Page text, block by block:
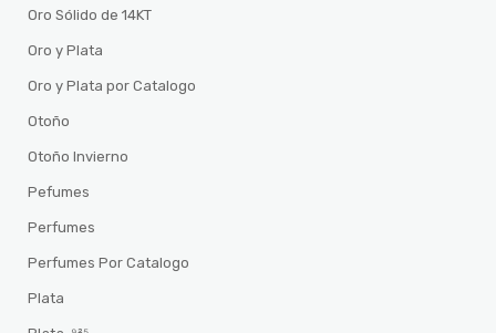
Oro Sólido de 14KT
Oro y Plata
Oro y Plata por Catalogo
Otoño
Otoño Invierno
Pefumes
Perfumes
Perfumes Por Catalogo
Plata